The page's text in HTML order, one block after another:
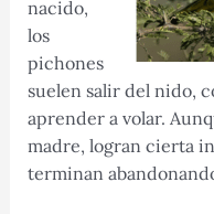
nacido,
los
pichones
suelen salir del nido,
aprender a volar.
madre, logran cierta
terminan